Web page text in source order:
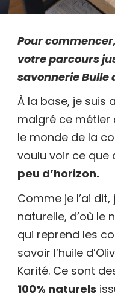
Pour
votre parcours
savonnerie Bulle
À la base, je suis
malgré ce métier
le monde de la
voulu voir ce que
peu d’horizon.
Comme je l’ai
naturelle, d’où le
qui reprend les
savoir l’huile
Karité. Ce sont
100% naturels